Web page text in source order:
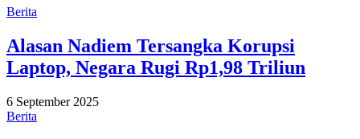
Berita
Alasan Nadiem Tersangka Korupsi
Laptop, Negara Rugi Rp1,98 Triliun
6 September 2025
Berita